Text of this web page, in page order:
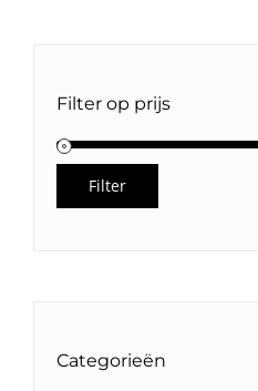
Filter op prijs
Max.
Filter
Categorieën